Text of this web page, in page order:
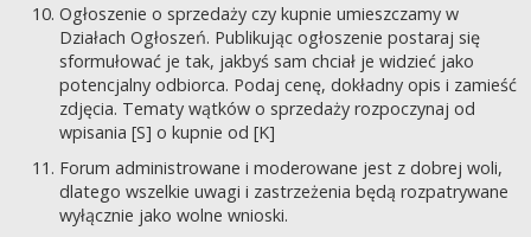
Ogłoszenie o sprzedaży czy kupnie umieszczamy w
Działach Ogłoszeń. Publikując ogłoszenie postaraj się
sformułować je tak, jakbyś sam chciał je widzieć jako
potencjalny odbiorca. Podaj cenę, dokładny opis i zamieść
zdjęcia. Tematy wątków o sprzedaży rozpoczynaj od
wpisania [S] o kupnie od [K]
Forum administrowane i moderowane jest z dobrej woli,
dlatego wszelkie uwagi i zastrzeżenia będą rozpatrywane
wyłącznie jako wolne wnioski.